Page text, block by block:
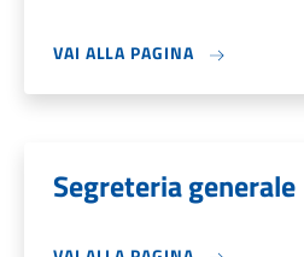
VAI ALLA PAGINA
Segreteria generale